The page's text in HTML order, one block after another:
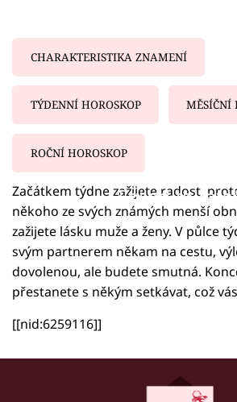
Sledujte nás
CHARAKTERISTIKA ZNAMENÍ
TÝDENNÍ HOROSKOP MĚSÍČNÍ
ROČNÍ HOROSKOP
Failed to
Začátkem týdne zažijete radost,
někoho ze svých známých menší
zažijete lásku muže a ženy. V půlce
svým partnerem někam na cestu,
dovolenou, ale budete smutná.
přestanete s někým setkávat, což
[[nid:6259116]]